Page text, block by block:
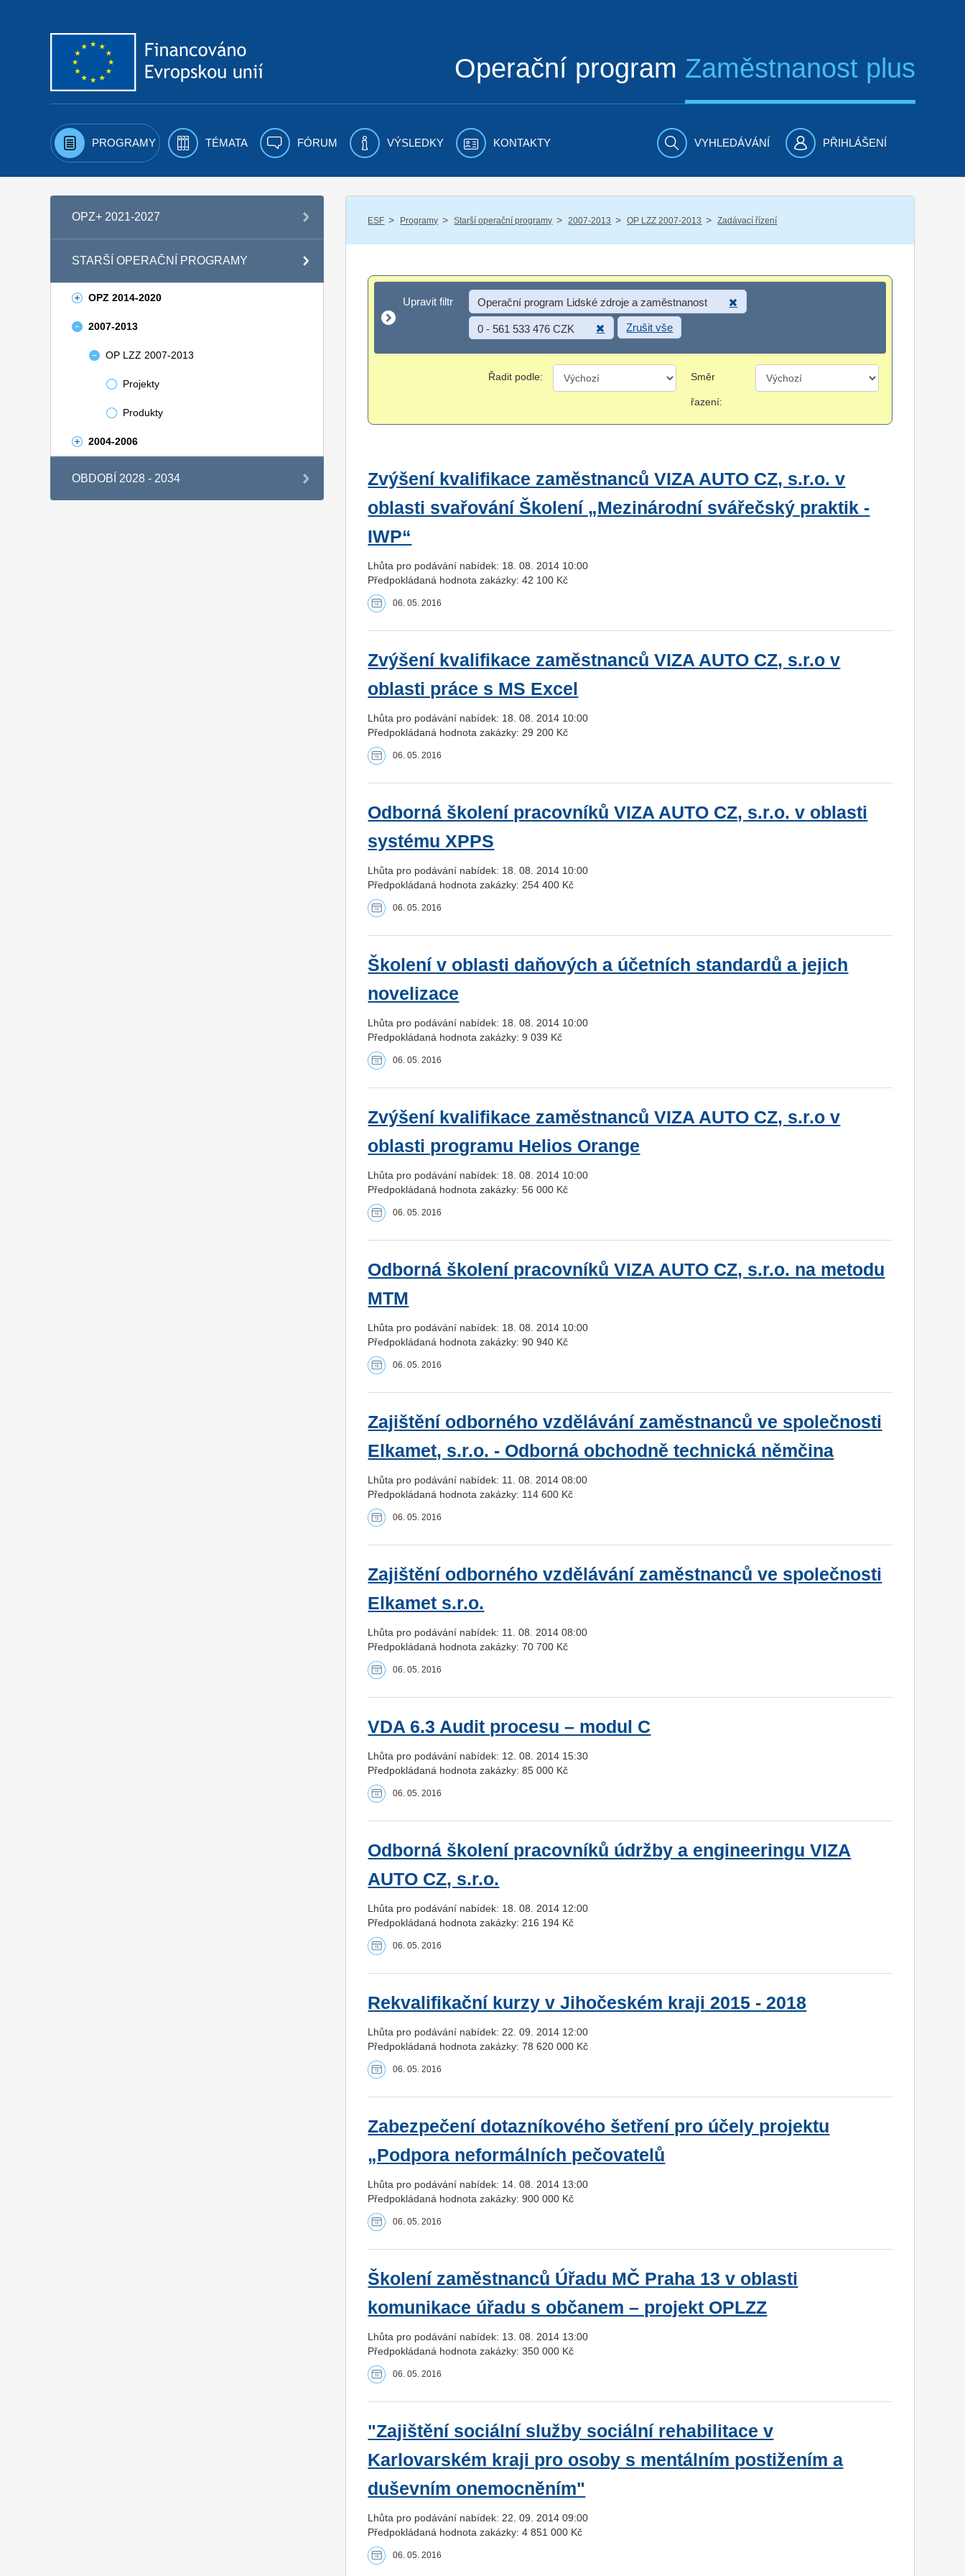
Operační program Zaměstnanost plus
PROGRAMY TÉMATA FÓRUM VÝSLEDKY KONTAKTY VYHLEDÁVÁNÍ PŘIHLÁŠENÍ
OPZ+ 2021-2027
STARŠÍ OPERAČNÍ PROGRAMY
OPZ 2014-2020
2007-2013
OP LZZ 2007-2013
Projekty
Produkty
2004-2006
OBDOBÍ 2028 - 2034
ESF / Programy / Starší operační programy / 2007-2013 / OP LZZ 2007-2013 / Zadávací řízení
Upravit filtr
Upravit filtr Operační program Lidské zdroje a zaměstnanost
0 - 561 533 476 CZK Zrušit vše
Řadit podle: Směr
řazení:
Zvýšení kvalifikace zaměstnanců VIZA AUTO CZ, s.r.o. v
oblasti svařování Školení „Mezinárodní svářečský praktik -
IWP“
Lhůta pro podávání nabídek: 18. 08. 2014 10:00
Předpokládaná hodnota zakázky: 42 100 Kč
06. 05. 2016
Zvýšení kvalifikace zaměstnanců VIZA AUTO CZ, s.r.o v
oblasti práce s MS Excel
Lhůta pro podávání nabídek: 18. 08. 2014 10:00
Předpokládaná hodnota zakázky: 29 200 Kč
06. 05. 2016
Odborná školení pracovníků VIZA AUTO CZ, s.r.o. v oblasti
systému XPPS
Lhůta pro podávání nabídek: 18. 08. 2014 10:00
Předpokládaná hodnota zakázky: 254 400 Kč
06. 05. 2016
Školení v oblasti daňových a účetních standardů a jejich
novelizace
Lhůta pro podávání nabídek: 18. 08. 2014 10:00
Předpokládaná hodnota zakázky: 9 039 Kč
06. 05. 2016
Zvýšení kvalifikace zaměstnanců VIZA AUTO CZ, s.r.o v
oblasti programu Helios Orange
Lhůta pro podávání nabídek: 18. 08. 2014 10:00
Předpokládaná hodnota zakázky: 56 000 Kč
06. 05. 2016
Odborná školení pracovníků VIZA AUTO CZ, s.r.o. na metodu
MTM
Lhůta pro podávání nabídek: 18. 08. 2014 10:00
Předpokládaná hodnota zakázky: 90 940 Kč
06. 05. 2016
Zajištění odborného vzdělávání zaměstnanců ve společnosti
Elkamet, s.r.o. - Odborná obchodně technická němčina
Lhůta pro podávání nabídek: 11. 08. 2014 08:00
Předpokládaná hodnota zakázky: 114 600 Kč
06. 05. 2016
Zajištění odborného vzdělávání zaměstnanců ve společnosti
Elkamet s.r.o.
Lhůta pro podávání nabídek: 11. 08. 2014 08:00
Předpokládaná hodnota zakázky: 70 700 Kč
06. 05. 2016
VDA 6.3 Audit procesu – modul C
Lhůta pro podávání nabídek: 12. 08. 2014 15:30
Předpokládaná hodnota zakázky: 85 000 Kč
06. 05. 2016
Odborná školení pracovníků údržby a engineeringu VIZA
AUTO CZ, s.r.o.
Lhůta pro podávání nabídek: 18. 08. 2014 12:00
Předpokládaná hodnota zakázky: 216 194 Kč
06. 05. 2016
Rekvalifikační kurzy v Jihočeském kraji 2015 - 2018
Lhůta pro podávání nabídek: 22. 09. 2014 12:00
Předpokládaná hodnota zakázky: 78 620 000 Kč
06. 05. 2016
Zabezpečení dotazníkového šetření pro účely projektu
„Podpora neformálních pečovatelů
Lhůta pro podávání nabídek: 14. 08. 2014 13:00
Předpokládaná hodnota zakázky: 900 000 Kč
06. 05. 2016
Školení zaměstnanců Úřadu MČ Praha 13 v oblasti
komunikace úřadu s občanem – projekt OPLZZ
Lhůta pro podávání nabídek: 13. 08. 2014 13:00
Předpokládaná hodnota zakázky: 350 000 Kč
06. 05. 2016
"Zajištění sociální služby sociální rehabilitace v
Karlovarském kraji pro osoby s mentálním postižením a
duševním onemocněním"
Lhůta pro podávání nabídek: 22. 09. 2014 09:00
Předpokládaná hodnota zakázky: 4 851 000 Kč
06. 05. 2016